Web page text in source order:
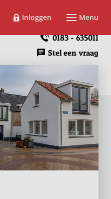
Inloggen Menu
0183 - 635011
Stel een vraag